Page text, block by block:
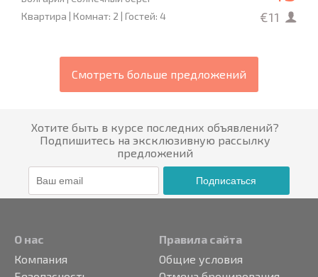
Квартира | Комнат: 2 | Гостей: 4
€11
Смотреть больше предложений
Хотите быть в курсе последних объявлений?
Подпишитесь на эксклюзивную рассылку
предложений
Подписаться
О нас
Компания
Правила сайта
Общие условия